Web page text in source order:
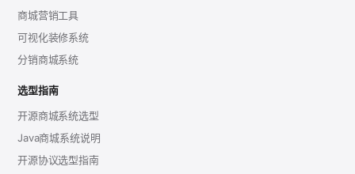
商城营销工具
可视化装修系统
分销商城系统
选型指南
开源商城系统选型
Java商城系统说明
开源协议选型指南